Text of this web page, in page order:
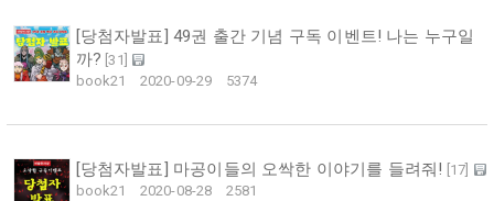
[당첨자발표] 49권 출간 기념 구독 이벤트! 나는 누구일
까? [31
book21
2020-09-29 5374
[당첨자발표] 마공이들의 오싹한 이야기를 들려줘! 17
book21
2020-08-28 2581